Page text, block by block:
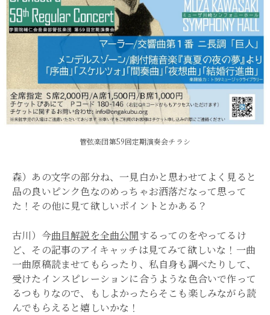
管弦楽団第59回定期演奏会チラシ
森）あの文字の部分ね、一見白かと思わせてよく見ると
品の良いピンク色なのめっちゃお洒落だなって思って
た！その他に見て欲しいポイントとかある？
古川）今曲目解説を全曲公開するってのをやってるけ
ど、その記事のアイキャッチは見てみて欲しいな！一曲
一曲原稿読ませてもらったり、私自身も調べたりして、
受けたインスピレーションに合うような色合いで作って
るつもりなので、もしよかったらそこも楽しみながら読
んでもらえると嬉しいかな！